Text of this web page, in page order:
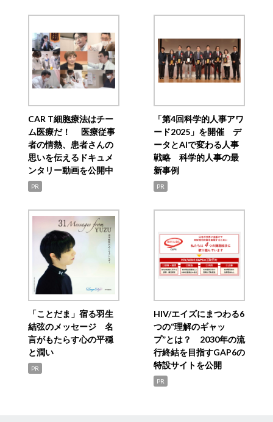
CAR T細胞療法はチー
ム医療だ！ 医療従事
者の情熱、患者さんの
思いを伝えるドキュメ
ンタリー動画を公開中
PR
「第4回科学的人事アワ
ード2025」を開催 デ
ータとAIで変わる人事
戦略 科学的人事の最
新事例
PR
「ことだま」宿る羽生
結弦のメッセージ 名
言がもたらす心の平穏
と潤い
PR
HIV/エイズにまつわる6
つの“理解のギャッ
プ”とは？ 2030年の流
行終結を目指すGAP6の
特設サイトを公開
PR